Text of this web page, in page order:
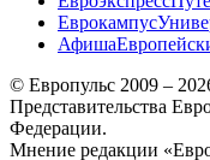
Еврокампус
Афиша
© Европульс 2009 –
Представительства
Федерации.
Мнение редакции